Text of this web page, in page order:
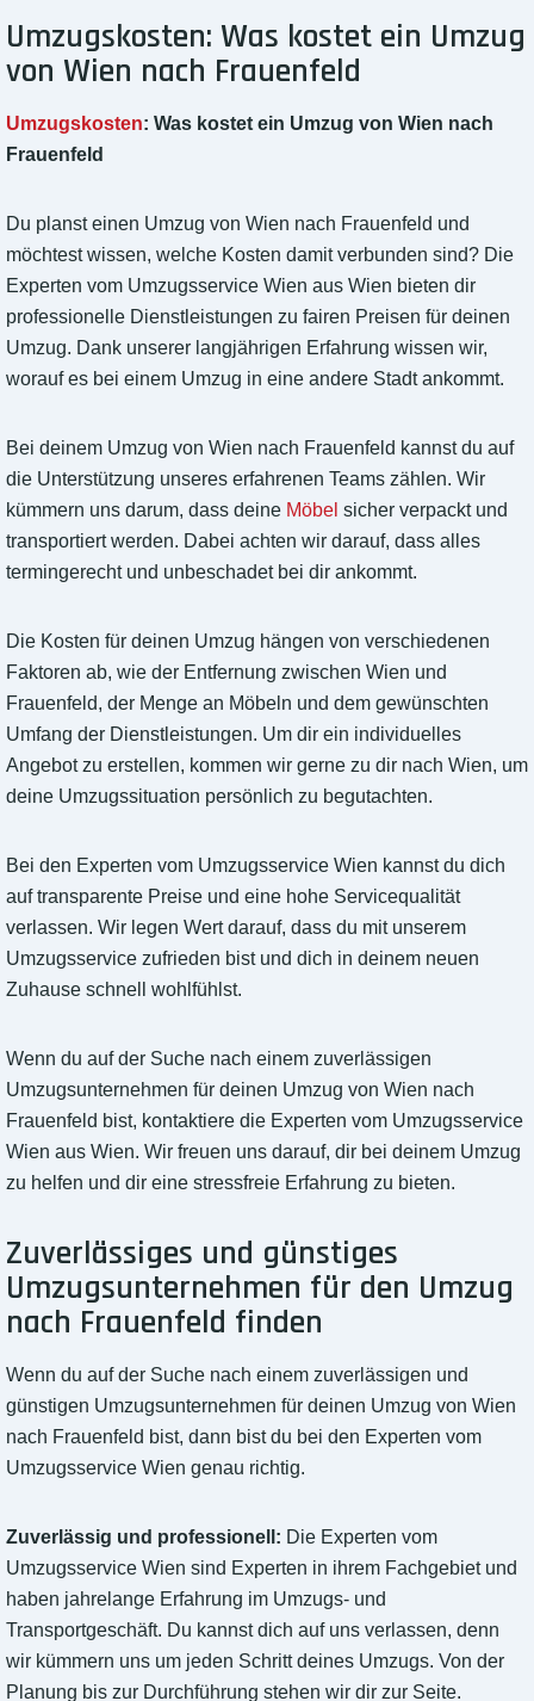
Umzugskosten: Was kostet ein Umzug
von Wien nach Frauenfeld
Umzugskosten: Was kostet ein Umzug von Wien nach
Frauenfeld
Du planst einen Umzug von Wien nach Frauenfeld und
möchtest wissen, welche Kosten damit verbunden sind? Die
Experten vom Umzugsservice Wien aus Wien bieten dir
professionelle Dienstleistungen zu fairen Preisen für deinen
Umzug. Dank unserer langjährigen Erfahrung wissen wir,
worauf es bei einem Umzug in eine andere Stadt ankommt.
Bei deinem Umzug von Wien nach Frauenfeld kannst du auf
die Unterstützung unseres erfahrenen Teams zählen. Wir
kümmern uns darum, dass deine Möbel sicher verpackt und
transportiert werden. Dabei achten wir darauf, dass alles
termingerecht und unbeschadet bei dir ankommt.
Die Kosten für deinen Umzug hängen von verschiedenen
Faktoren ab, wie der Entfernung zwischen Wien und
Frauenfeld, der Menge an Möbeln und dem gewünschten
Umfang der Dienstleistungen. Um dir ein individuelles
Angebot zu erstellen, kommen wir gerne zu dir nach Wien, um
deine Umzugssituation persönlich zu begutachten.
Bei den Experten vom Umzugsservice Wien kannst du dich
auf transparente Preise und eine hohe Servicequalität
verlassen. Wir legen Wert darauf, dass du mit unserem
Umzugsservice zufrieden bist und dich in deinem neuen
Zuhause schnell wohlfühlst.
Wenn du auf der Suche nach einem zuverlässigen
Umzugsunternehmen für deinen Umzug von Wien nach
Frauenfeld bist, kontaktiere die Experten vom Umzugsservice
Wien aus Wien. Wir freuen uns darauf, dir bei deinem Umzug
zu helfen und dir eine stressfreie Erfahrung zu bieten.
Zuverlässiges und günstiges
Umzugsunternehmen für den Umzug
nach Frauenfeld finden
Wenn du auf der Suche nach einem zuverlässigen und
günstigen Umzugsunternehmen für deinen Umzug von Wien
nach Frauenfeld bist, dann bist du bei den Experten vom
Umzugsservice Wien genau richtig.
Zuverlässig und professionell: Die Experten vom
Umzugsservice Wien sind Experten in ihrem Fachgebiet und
haben jahrelange Erfahrung im Umzugs- und
Transportgeschäft. Du kannst dich auf uns verlassen, denn
wir kümmern uns um jeden Schritt deines Umzugs. Von der
Planung bis zur Durchführung stehen wir dir zur Seite.